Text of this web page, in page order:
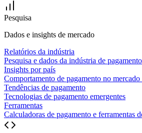
Pesquisa
Dados e insights de mercado
Relatórios da indústria
Pesquisa e dados da indústria de
Insights por país
Comportamento de pagamento no mercado
Tendências de pagamento
Tecnologias de pagamento emergentes
Ferramentas
Calculadoras de pagamento e ferramentas